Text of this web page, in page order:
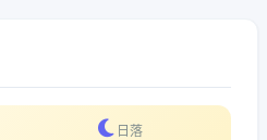
日落